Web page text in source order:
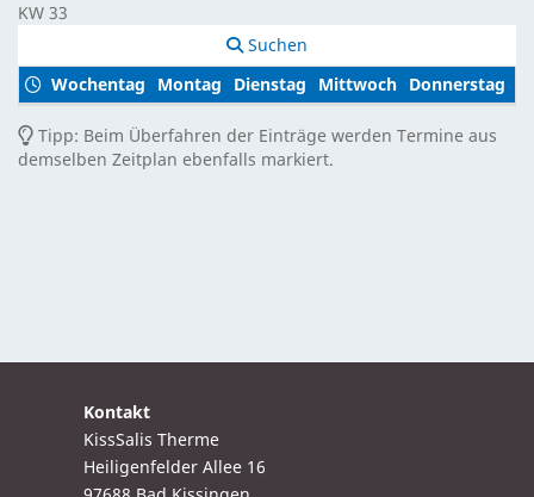
KW 33
Suchen
Wochentag
Montag Dienstag Mittwoch Donnerstag
Tipp: Beim Überfahren der Einträge werden Termine aus
demselben Zeitplan ebenfalls markiert.
Kontakt
KissSalis Therme
Heiligenfelder Allee 16